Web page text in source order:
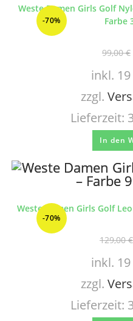
-70%
Weste Damen Girls Golf
Farbe
99,00€
inkl.
zzgl.
Lieferzeit:
In den
-70%
Weste Damen Girls Golf
129,00€
inkl.
zzgl.
Lieferzeit: